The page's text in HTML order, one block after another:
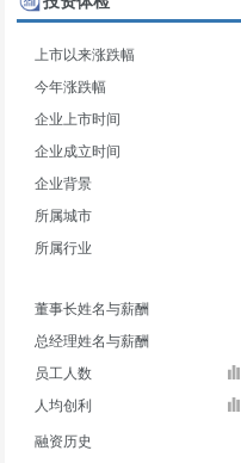
上市以来涨跌幅
今年涨跌幅
企业上市时间
企业成立时间
企业背景
所属城市
所属行业
董事长姓名与薪酬
总经理姓名与薪酬
员工人数
人均创利
融资历史